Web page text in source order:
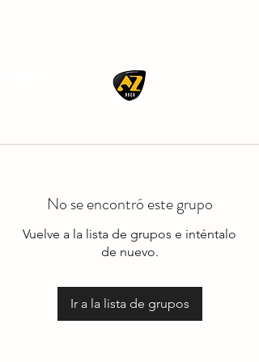
No se encontró este grupo
Vuelve a la lista de grupos e inténtalo
de nuevo.
Ir a la lista de grupos